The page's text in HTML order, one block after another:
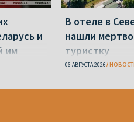
и
им
В отеле в
нашли
туристку
06 АВГУСТА 2026